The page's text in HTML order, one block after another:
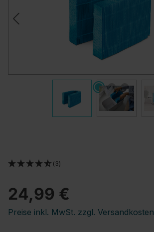
24,99 €
Preise inkl. MwSt. zzgl. Versandkosten
(3)